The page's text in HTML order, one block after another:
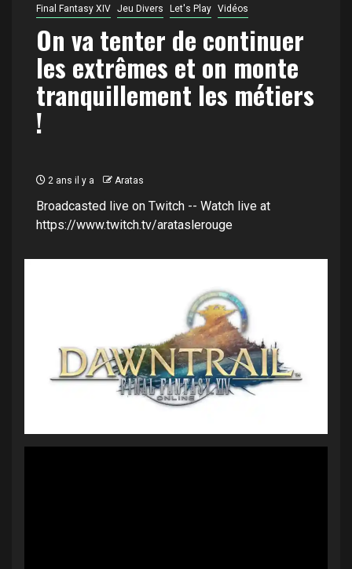
Final Fantasy XIV Jeu Divers Let's Play Vidéos
On va tenter de continuer
les extrêmes et on monte
tranquillement les métiers
!
2 ans il y a Aratas
Broadcasted live on Twitch -- Watch live at
https://www.twitch.tv/arataslerouge